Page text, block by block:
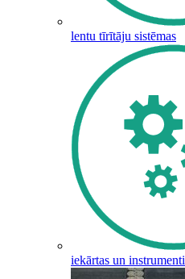
lentu tīrītāju sistēmas
iekārtas un instrumenti